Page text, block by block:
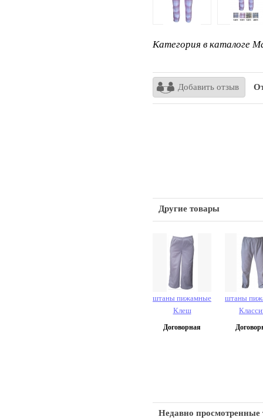
Категория в каталоге
Добавить отзыв
Другие товары
штаны пижамные
Клеш
Договорная
штаны
Недавно просмотренные